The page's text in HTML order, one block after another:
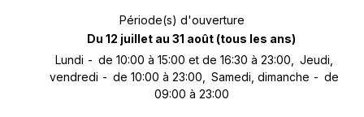
Période(s) d'ouverture
Du 12 juillet au 31 août (tous les ans)
Lundi
de 10:00 à 15:00 et de 16:30 à 23:00
Jeudi,
vendredi
de 10:00 à 23:00 Samedi, dimanche
de
09:00 à 23:00